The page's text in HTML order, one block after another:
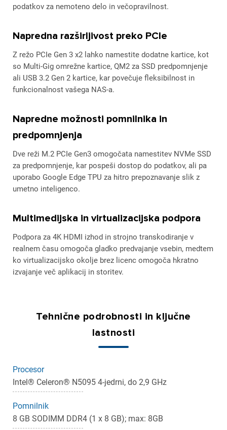
podatkov za nemoteno delo in večopravilnost.
Napredna razširljivost preko PCIe
Z režo PCIe Gen 3 x2 lahko namestite dodatne kartice, kot
so Multi-Gig omrežne kartice, QM2 za SSD predpomnjenje
ali USB 3.2 Gen 2 kartice, kar povečuje fleksibilnost in
funkcionalnost vašega NAS-a.
Napredne možnosti pomnilnika in
predpomnjenja
Dve reži M.2 PCIe Gen3 omogočata namestitev NVMe SSD
za predpomnjenje, kar pospeši dostop do podatkov, ali pa
uporabo Google Edge TPU za hitro prepoznavanje slik z
umetno inteligenco.
Multimedijska in virtualizacijska podpora
Podpora za 4K HDMI izhod in strojno transkodiranje v
realnem času omogoča gladko predvajanje vsebin, medtem
ko virtualizacijsko okolje brez licenc omogoča hkratno
izvajanje več aplikacij in storitev.
Tehnične podrobnosti in ključne
lastnosti
Procesor
Intel® Celeron® N5095 4-jedrni, do 2,9 GHz
Pomnilnik
8 GB SODIMM DDR4 (1 x 8 GB); max: 8GB